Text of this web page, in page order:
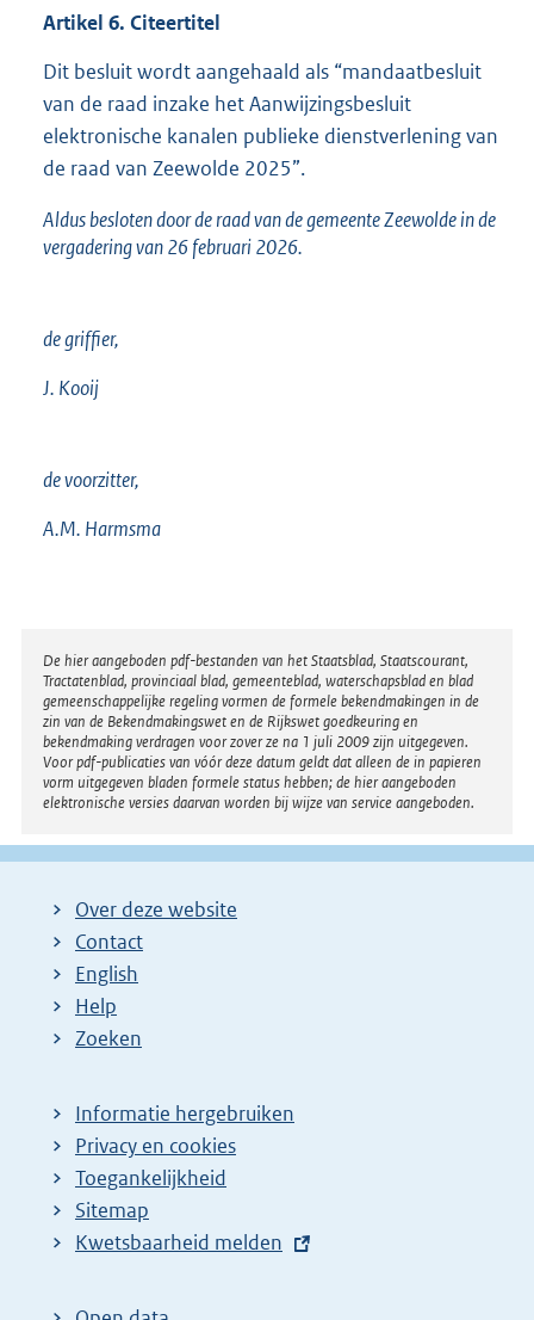
Artikel 6. Citeertitel
Dit besluit wordt aangehaald als “mandaatbesluit
van de raad inzake het Aanwijzingsbesluit
elektronische kanalen publieke dienstverlening van
de raad van Zeewolde 2025”.
Aldus besloten door de raad van de gemeente Zeewolde in de
vergadering van 26 februari 2026.
de griffier,
J. Kooij
de voorzitter,
A.M. Harmsma
Disclaimer
De hier aangeboden pdf-bestanden van het Staatsblad, Staatscourant,
Tractatenblad, provinciaal blad, gemeenteblad, waterschapsblad en blad
gemeenschappelijke regeling vormen de formele bekendmakingen in de
zin van de Bekendmakingswet en de Rijkswet goedkeuring en
bekendmaking verdragen voor zover ze na 1 juli 2009 zijn uitgegeven.
Voor pdf-publicaties van vóór deze datum geldt dat alleen de in papieren
vorm uitgegeven bladen formele status hebben; de hier aangeboden
elektronische versies daarvan worden bij wijze van service aangeboden.
Over deze website
Contact
English
Help
Zoeken
Informatie hergebruiken
Privacy en cookies
Toegankelijkheid
Sitemap
E
t
Kwetsbaarheid melden